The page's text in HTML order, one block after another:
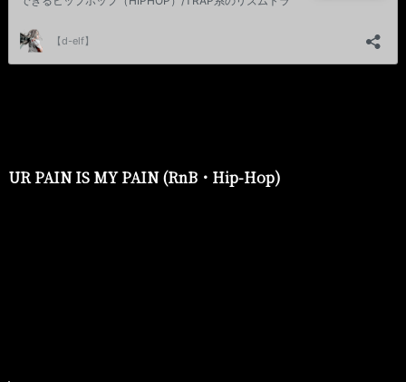
UR PAIN IS MY PAIN (RnB・Hip-Hop)